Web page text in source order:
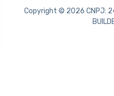
Copyright © 2026 CNPJ: